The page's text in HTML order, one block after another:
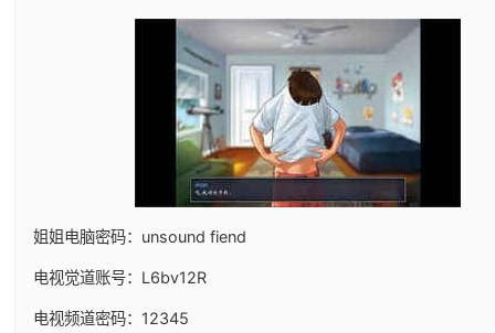
姐姐电脑密码：unsound fiend
电视觉道账号：L6bv12R
电视频道密码：12345